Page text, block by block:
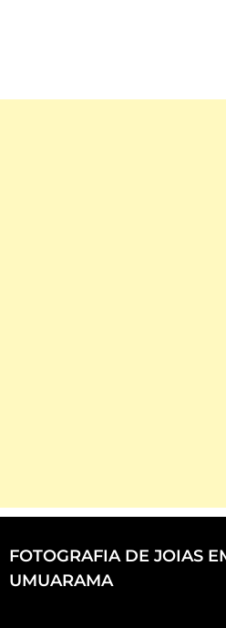
FOTOGRAFIA DE JOIAS
UMUARAMA